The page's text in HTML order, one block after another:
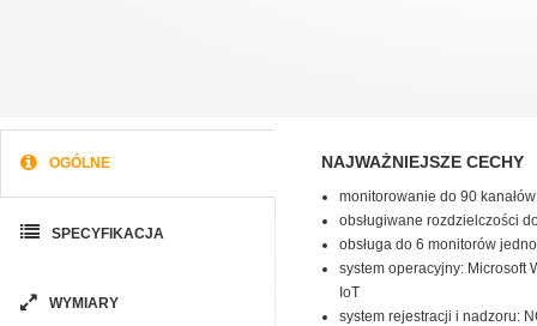
OGÓLNE
SPECYFIKACJA
WYMIARY
NAJWAŻNIEJSZE CECHY
monitorowanie do 90 kanałów
obsługiwane rozdzielczości
obsługa do 6 monitorów
system operacyjny: Microsoft
IoT
system rejestracji i nadzoru: